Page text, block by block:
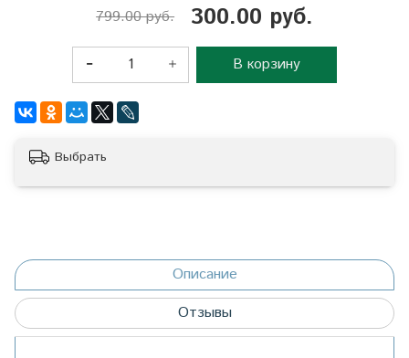
799.00 руб. 300.00 руб.
В корзину
Выбрать
Описание
Отзывы